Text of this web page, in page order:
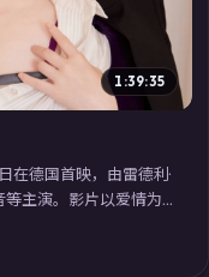
1:39:35
在德国首映，由雷德利·
主演。影片以爱情为
逐渐模糊；摄影与配
观看高清电视剧在线